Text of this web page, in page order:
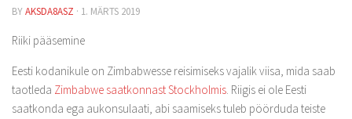
BYAKSDA8ASZ · 1. MÄRTS 2019
Riiki pääsemine
Eesti kodanikule on Zimbabwesse reisimiseks vajalik viisa, mida saab
taotleda Zimbabwe saatkonnast Stockholmis. Riigis ei ole Eesti
saatkonda ega aukonsulaati, abi saamiseks tuleb pöörduda teiste